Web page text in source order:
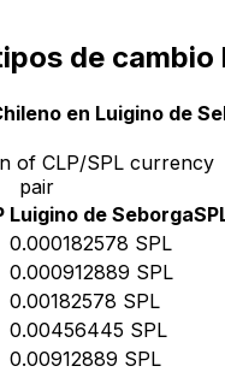
de cambio
en Luigino de
of CLP/SPL currency
pair
Luigino de Seborga
0.000182578 SPL
0.000912889 SPL
0.00182578 SPL
0.00456445 SPL
0.00912889 SPL